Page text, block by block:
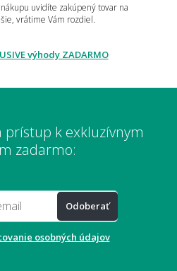
vzorku vopred?
uvidíte zakúpený tovar na
vrátime Vám rozdiel.
výhody ZADARMO
prístup k exkluzívnym
zadarmo:
Odoberať
osobných údajov